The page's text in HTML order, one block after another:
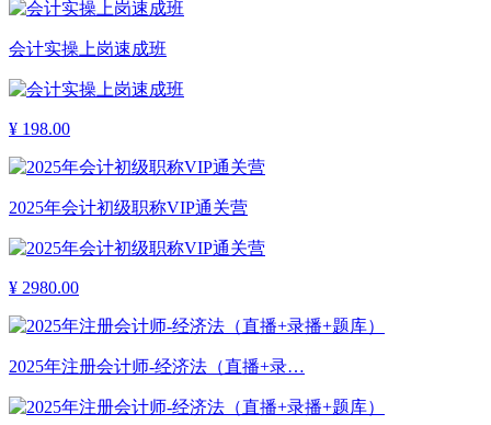
会计实操上岗速成班
¥ 198.00
2025年会计初级职称VIP通关营
¥ 2980.00
2025年注册会计师-经济法（直播+录…